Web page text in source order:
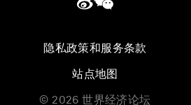
隐私政策和服务条款
站点地图
© 2026 世界经济论坛